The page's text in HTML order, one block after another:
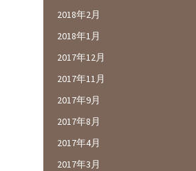
2018年2月
2018年1月
2017年12月
2017年11月
2017年9月
2017年8月
2017年4月
2017年3月